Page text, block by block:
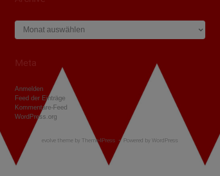
Archive
Meta
Anmelden
Feed der Einträge
Kommentare-Feed
WordPress.org
evolve theme by Theme4Press • Powered by WordPress